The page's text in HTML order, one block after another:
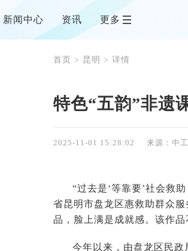
新闻中心 资讯 更多
首页 > 昆明 > 详情
特色“五韵”非遗
2025-11-01 15:28:02 来源：中
“过去是‘等靠要’社会救
省昆明市盘龙区惠救助群众
品，脸上满是成就感。该作
今年以来，由盘龙区民